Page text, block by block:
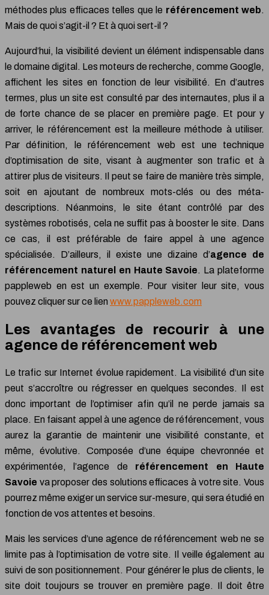
méthodes plus efficaces telles que le référencement web.
Mais de quoi s’agit-il ? Et à quoi sert-il ?
Aujourd’hui, la visibilité devient un élément indispensable dans
le domaine digital. Les moteurs de recherche, comme Google,
affichent les sites en fonction de leur visibilité. En d’autres
termes, plus un site est consulté par des internautes, plus il a
de forte chance de se placer en première page. Et pour y
arriver, le référencement est la meilleure méthode à utiliser.
Par définition, le référencement web est une technique
d’optimisation de site, visant à augmenter son trafic et à
attirer plus de visiteurs. Il peut se faire de manière très simple,
soit en ajoutant de nombreux mots-clés ou des méta-
descriptions. Néanmoins, le site étant contrôlé par des
systèmes robotisés, cela ne suffit pas à booster le site. Dans
ce cas, il est préférable de faire appel à une agence
spécialisée. D’ailleurs, il existe une dizaine d’agence de
référencement naturel en Haute Savoie. La plateforme
pappleweb en est un exemple. Pour visiter leur site, vous
pouvez cliquer sur ce lien www.pappleweb.com
Les avantages de recourir à une
agence de référencement web
Le trafic sur Internet évolue rapidement. La visibilité d’un site
peut s’accroître ou régresser en quelques secondes. Il est
donc important de l’optimiser afin qu’il ne perde jamais sa
place. En faisant appel à une agence de référencement, vous
aurez la garantie de maintenir une visibilité constante, et
même, évolutive. Composée d’une équipe chevronnée et
expérimentée, l’agence de référencement en Haute
Savoie va proposer des solutions efficaces à votre site. Vous
pourrez même exiger un service sur-mesure, qui sera étudié en
fonction de vos attentes et besoins.
Mais les services d’une agence de référencement web ne se
limite pas à l’optimisation de votre site. Il veille également au
suivi de son positionnement. Pour générer le plus de clients, le
site doit toujours se trouver en première page. Il doit être